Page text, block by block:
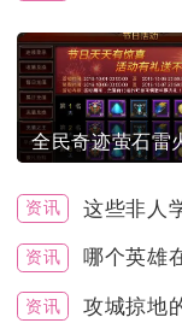
资讯 这些非人
资讯
资讯 攻城掠地